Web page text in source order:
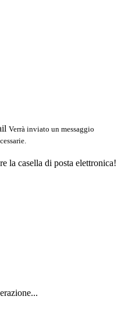
Verrà inviato un messaggio
la casella di posta elettronica!